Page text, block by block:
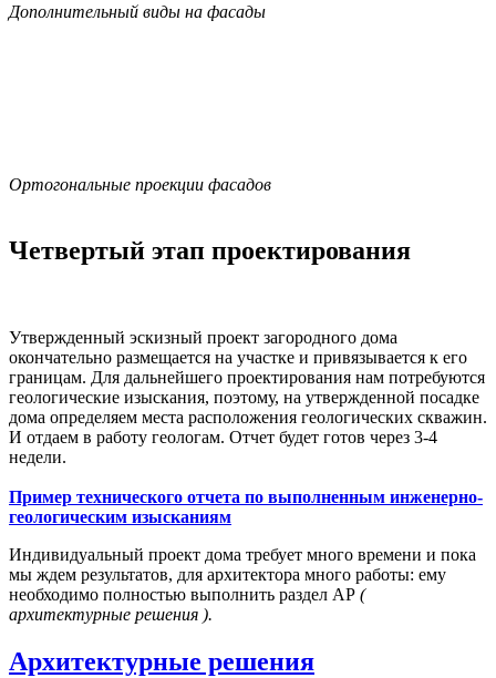
Дополнительный виды на фасады
Ортогональные проекции фасадов
Четвертый этап проектирования
Утвержденный эскизный проект загородного дома
окончательно размещается на участке и привязывается к его
границам. Для дальнейшего проектирования нам потребуются
геологические изыскания, поэтому, на утвержденной посадке
дома определяем места расположения геологических скважин.
И отдаем в работу геологам. Отчет будет готов через 3-4
недели.
Пример технического отчета по выполненным инженерно-
геологическим изысканиям
Индивидуальный проект дома требует много времени и пока
мы ждем результатов, для архитектора много работы: ему
необходимо полностью выполнить раздел АР (
архитектурные решения ).
Архитектурные решения